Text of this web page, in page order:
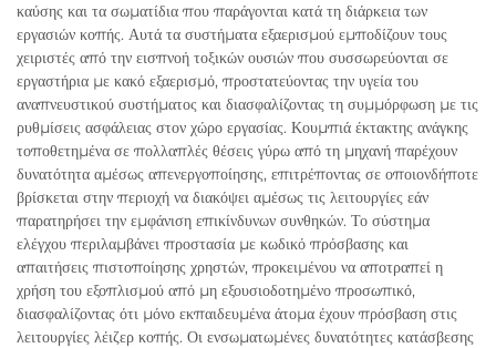
καύσης και τα σωματίδια που παράγονται κατά τη διάρκεια των
εργασιών κοπής. Αυτά τα συστήματα εξαερισμού εμποδίζουν τους
χειριστές από την εισπνοή τοξικών ουσιών που συσσωρεύονται σε
εργαστήρια με κακό εξαερισμό, προστατεύοντας την υγεία του
αναπνευστικού συστήματος και διασφαλίζοντας τη συμμόρφωση με τις
ρυθμίσεις ασφάλειας στον χώρο εργασίας. Κουμπιά έκτακτης ανάγκης
τοποθετημένα σε πολλαπλές θέσεις γύρω από τη μηχανή παρέχουν
δυνατότητα αμέσως απενεργοποίησης, επιτρέποντας σε οποιονδήποτε
βρίσκεται στην περιοχή να διακόψει αμέσως τις λειτουργίες εάν
παρατηρήσει την εμφάνιση επικίνδυνων συνθηκών. Το σύστημα
ελέγχου περιλαμβάνει προστασία με κωδικό πρόσβασης και
απαιτήσεις πιστοποίησης χρηστών, προκειμένου να αποτραπεί η
χρήση του εξοπλισμού από μη εξουσιοδοτημένο προσωπικό,
διασφαλίζοντας ότι μόνο εκπαιδευμένα άτομα έχουν πρόσβαση στις
λειτουργίες λέιζερ κοπής. Οι ενσωματωμένες δυνατότητες κατάσβεσης